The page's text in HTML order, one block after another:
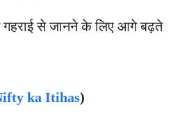
गहराई से जानने के लिए आगे बढ़ते
ka Itihas)